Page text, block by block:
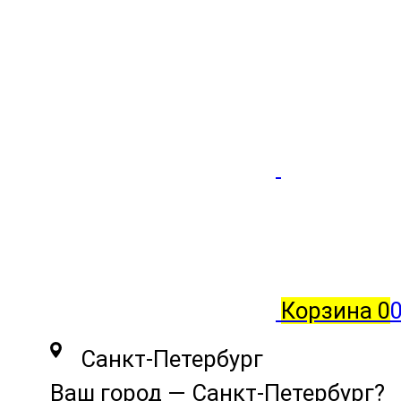
Корзина 0
Санкт-Петербург
Ваш город — Санкт-Петербург?